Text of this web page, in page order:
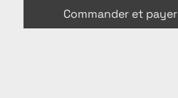
Commander et payer